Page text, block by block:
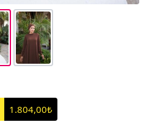
1.804,00₺